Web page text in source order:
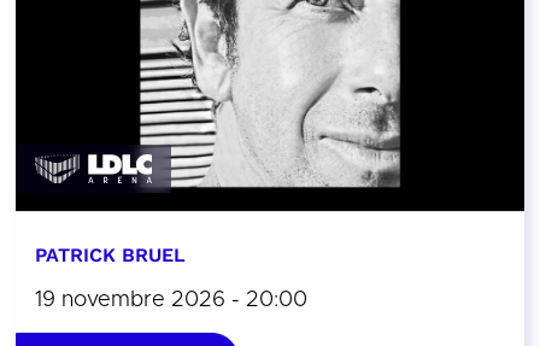
PATRICK BRUEL
19 novembre 2026 - 20:00